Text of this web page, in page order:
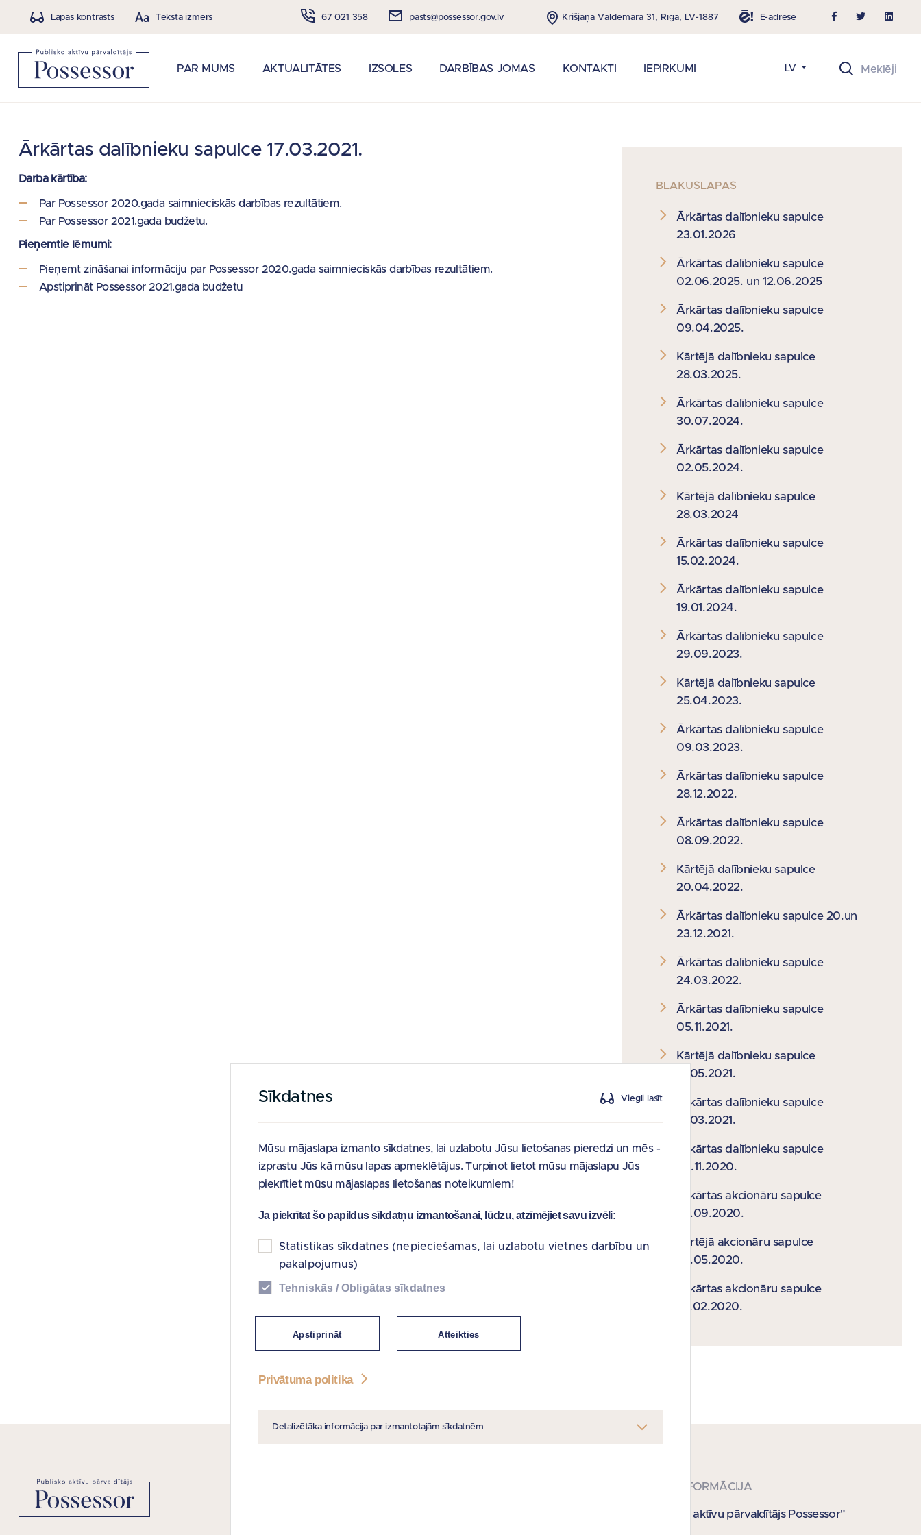
Lapas kontrasts Teksta izmērs 67 021 358 pasts@possessor.gov.lv Krišjāņa Valdemāra 31, Rīga, LV-1887 E-adrese
PAR MUMS AKTUALITĀTES IZSOLES DARBĪBAS JOMAS KONTAKTI IEPIRKUMI LV
Ārkārtas dalībnieku sapulce 17.03.2021.
Darba kārtība:
Par Possessor 2020.gada saimnieciskās darbības rezultātiem.
Par Possessor 2021.gada budžetu.
Pieņemtie lēmumi:
Pieņemt zināšanai informāciju par Possessor 2020.gada saimnieciskās darbības rezultātiem.
Apstiprināt Possessor 2021.gada budžetu
BLAKUSLAPAS
Ārkārtas dalībnieku sapulce
23.01.2026
Ārkārtas dalībnieku sapulce
02.06.2025. un 12.06.2025
Ārkārtas dalībnieku sapulce
09.04.2025.
Kārtējā dalībnieku sapulce
28.03.2025.
Ārkārtas dalībnieku sapulce
30.07.2024.
Ārkārtas dalībnieku sapulce
02.05.2024.
Kārtējā dalībnieku sapulce
28.03.2024
Ārkārtas dalībnieku sapulce
15.02.2024.
Ārkārtas dalībnieku sapulce
19.01.2024.
Ārkārtas dalībnieku sapulce
29.09.2023.
Kārtējā dalībnieku sapulce
25.04.2023.
Ārkārtas dalībnieku sapulce
09.03.2023.
Ārkārtas dalībnieku sapulce
28.12.2022.
Ārkārtas dalībnieku sapulce
08.09.2022.
Kārtējā dalībnieku sapulce
20.04.2022.
Ārkārtas dalībnieku sapulce 20.un
23.12.2021.
Ārkārtas dalībnieku sapulce
24.03.2022.
Ārkārtas dalībnieku sapulce
05.11.2021.
Kārtējā dalībnieku sapulce
31.05.2021.
Ārkārtas dalībnieku sapulce
17.03.2021.
Ārkārtas dalībnieku sapulce
05.11.2020.
Ārkārtas akcionāru sapulce
24.09.2020.
Kārtējā akcionāru sapulce
29.05.2020.
Ārkārtas akcionāru sapulce
27.02.2020.
KONTAKTINFORMĀCIJA
SIA "Publisko aktīvu pārvaldītājs Possessor"
Sīkdatnes Viegli lasīt
Mūsu mājaslapa izmanto sīkdatnes, lai uzlabotu Jūsu lietošanas pieredzi un mēs -
izprastu Jūs kā mūsu lapas apmeklētājus. Turpinot lietot mūsu mājaslapu Jūs
piekrītiet mūsu mājaslapas lietošanas noteikumiem!
Ja piekrītat šo papildus sīkdatņu izmantošanai, lūdzu, atzīmējiet savu izvēli:
Statistikas sīkdatnes (nepieciešamas, lai uzlabotu vietnes darbību un
pakalpojumus)
Tehniskās / Obligātas sīkdatnes
Apstiprināt Atteikties
Privātuma politika
Detalizētāka informācija par izmantotajām sīkdatnēm